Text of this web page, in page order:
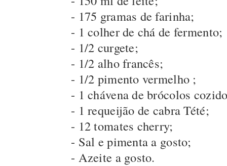
- 175 gramas de farinha;
- 1 colher de chá de fermento;
- 1/2 curgete;
- 1/2 alho francês;
- 1/2 pimento vermelho ;
- 1 chávena de brócolos
- 1 requeijão de cabra Tété;
- 12 tomates cherry;
- Sal e pimenta a gosto;
- Azeite a gosto.